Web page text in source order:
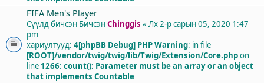
FIFA Men's Player
Сүүлд бичсэн БичсэнChinggis « Лх 2-р сарын 05, 2020 1:47
pm
хариултууд: 4[phpBB Debug] PHP Warning: in file
[ROOT]/vendor/twig/twig/lib/Twig/Extension/Core.phpon
line 1266: count(): Parameter must be an array or an object
that implements Countable